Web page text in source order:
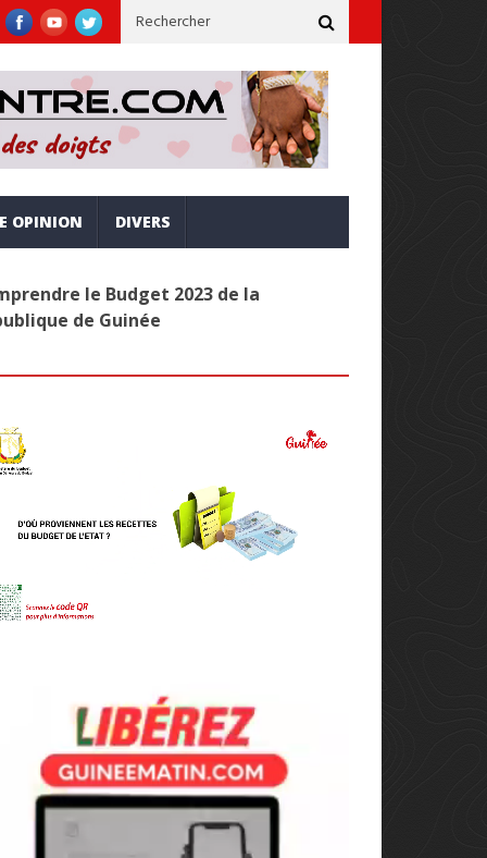
inclusive et alignée sur la vision Simandou 2040
OPINION DIVERS
le Budget 2023 de la
de Guinée